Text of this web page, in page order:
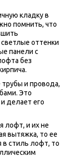
кладку в
помнить, что
оттенки
панели с
без
и провода,
Это
делает его
лофт, и их не
вытяжка, то ее
в стиль лофт, то